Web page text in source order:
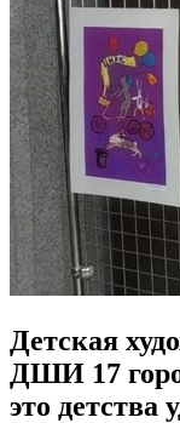
Детская
ДШИ 17
это детства